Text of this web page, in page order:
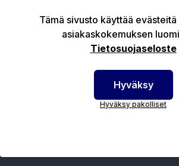
Tekniset edut
Tämä sivusto käyttää
asiakaskokemuksen
Tietosuojaseloste
Hyväksy
Hyväksy pakolliset